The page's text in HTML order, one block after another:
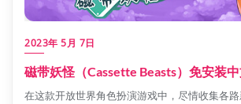
2023年 5月 7日
磁带妖怪（Cassette Beasts）免安装
在这款开放世界角色扮演游戏中，尽情收集各